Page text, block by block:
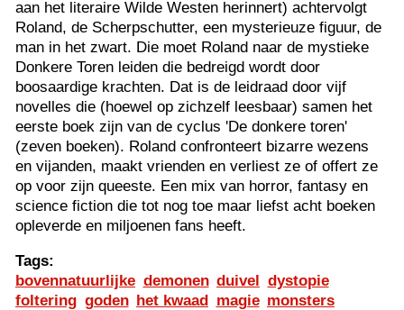
aan het literaire Wilde Westen herinnert) achtervolgt
Roland, de Scherpschutter, een mysterieuze figuur, de
man in het zwart. Die moet Roland naar de mystieke
Donkere Toren leiden die bedreigd wordt door
boosaardige krachten. Dat is de leidraad door vijf
novelles die (hoewel op zichzelf leesbaar) samen het
eerste boek zijn van de cyclus 'De donkere toren'
(zeven boeken). Roland confronteert bizarre wezens
en vijanden, maakt vrienden en verliest ze of offert ze
op voor zijn queeste. Een mix van horror, fantasy en
science fiction die tot nog toe maar liefst acht boeken
opleverde en miljoenen fans heeft.
Tags:
bovennatuurlijke demonen duivel dystopie
foltering goden het kwaad magie monsters